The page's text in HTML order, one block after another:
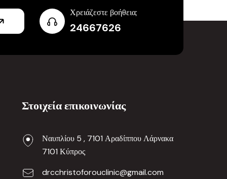
Χρειάζεστε βοήθεια;
24667626
Στοιχεία επικοινωνίας
Ναυπλίου 5 , 7101 Αραδίππου Λάρνακα
7101 Κύπρος
drcchristoforouclinic@gmail.com